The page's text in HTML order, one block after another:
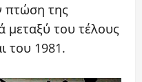
πτώση της
μεταξύ του τέλους
του 1981.